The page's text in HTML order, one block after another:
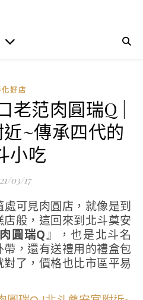
化好店
老范肉圓瑞Q |
~傳承四代的
小吃
03/17
般，這回來到北斗奠安
肉圓瑞Q』，也是北斗名
，還有送禮用的禮盒包
了，價格也比市區平易